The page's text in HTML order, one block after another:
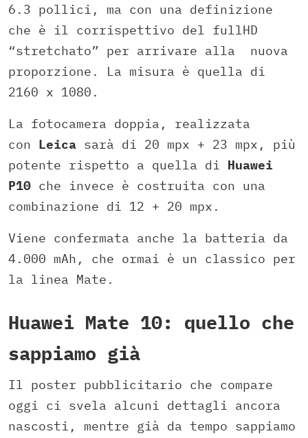
6.3 pollici, ma con una definizione
che è il corrispettivo del fullHD
“stretchato” per arrivare alla nuova
proporzione. La misura è quella di
2160 x 1080.
La fotocamera doppia, realizzata
con Leica sarà di 20 mpx + 23 mpx, più
potente rispetto a quella di Huawei
P10 che invece è costruita con una
combinazione di 12 + 20 mpx.
Viene confermata anche la batteria da
4.000 mAh, che ormai è un classico per
la linea Mate.
Huawei Mate 10: quello che
sappiamo già
Il poster pubblicitario che compare
oggi ci svela alcuni dettagli ancora
nascosti, mentre già da tempo sappiamo